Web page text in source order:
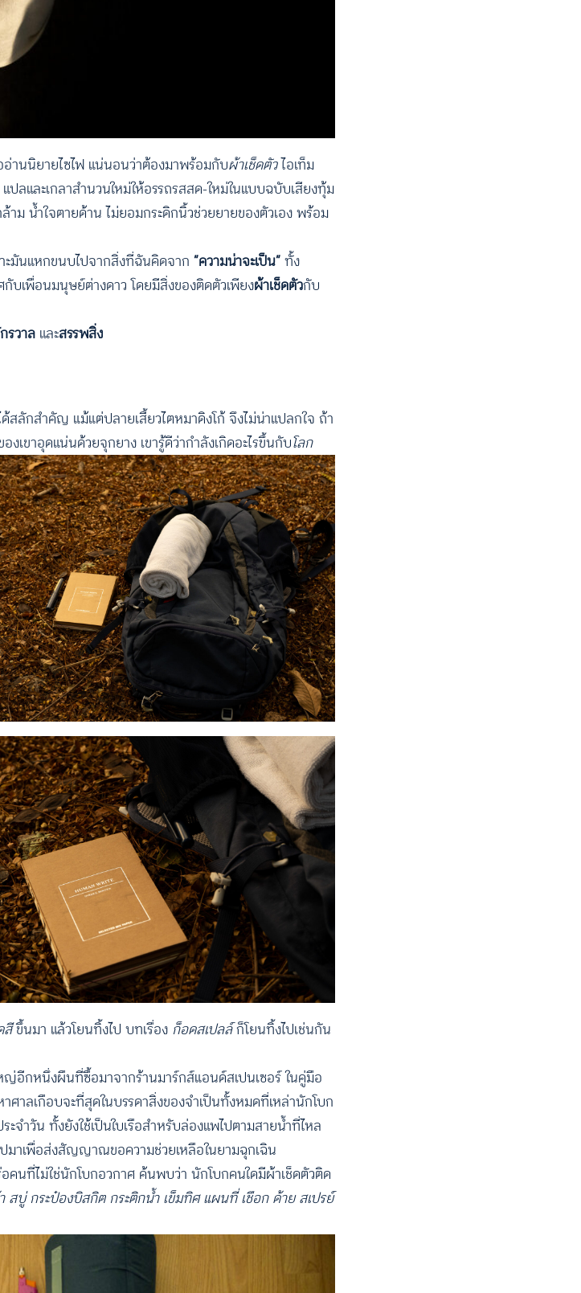
อ่านนิยายไซไฟ แน่นอนว่าต้องมาพร้อมกับผ้าเช็ดตัวไอเท็ม
ลและเกลาสำนวนใหม่ให้อรรถรสสด-ใหม่ในแบบฉบับเสียงทุ้ม
าม น้ำใจตายด้าน ไม่ยอมกระดิกนิ้วช่วยยายของตัวเอง พร้อม
าะมันแหกขนบไปจากสิ่งที่ฉันคิดจาก “ความน่าจะเป็น”ทั้ง
บเพื่อนมนุษย์ต่างดาว โดยมีสิ่งของติดตัวเพียงผ้าเช็ดตัวกับ
รวาล และสรรพสิ่ง
สลักสำคัญ แม้แต่ปลายเสี้ยวไตหมาดิงโก้ จึงไม่น่าแปลกใจ ถ้า
ขาอุดแน่นด้วยจุกยาง เขารู้ดีว่ากำลังเกิดอะไรขึ้นกับโลก
สีขึ้นมา แล้วโยนทิ้งไป บทเรื่อง ก็อดสเปลล์ก็โยนทิ้งไปเช่นกัน
อีกหนึ่งผืนที่ซื้อมาจากร้านมาร์กส์แอนด์สเปนเซอร์ ในคู่มือ
าลเกือบจะที่สุดในบรรดาสิ่งของจำเป็นทั้งหมดที่เหล่านักโบก
จำวัน ทั้งยังใช้เป็นใบเรือสำหรับล่องแพไปตามสายน้ำที่ไหล
ปมาเพื่อส่งสัญญาณขอความช่วยเหลือในยามฉุกเฉิน
คนที่ไม่ใช่นักโบกอวกาศ ค้นพบว่า นักโบกคนใดมีผ้าเช็ดตัวติด
สบู่ กระป๋องบิสกิต กระติกน้ำ เข็มทิศ แผนที่ เชือก ด้าย สเปรย์